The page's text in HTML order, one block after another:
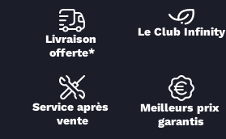
Livraison
offerte*
Le Club Infinity
Service après
vente
Meilleurs prix
garantis